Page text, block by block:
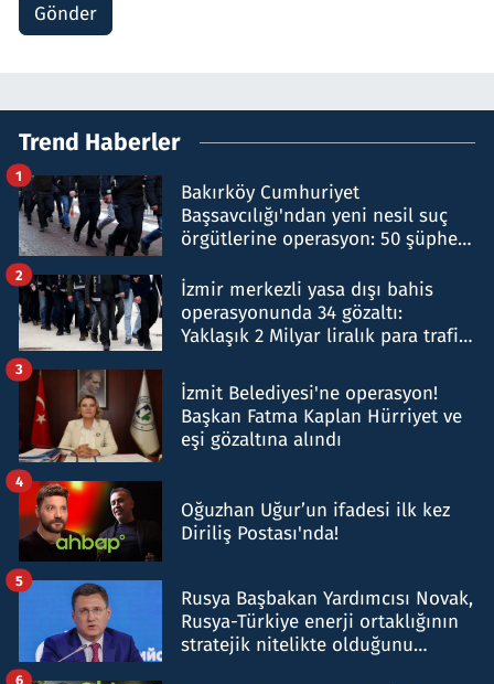
Gönder
Trend Haberler
Bakırköy Cumhuriyet
Başsavcılığı'ndan yeni nesil suç
örgütlerine operasyon: 50 şüpheli
1
İzmir merkezli yasa dışı bahis
operasyonunda 34 gözaltı:
Yaklaşık 2 Milyar liralık para trafiği
2
İzmit Belediyesi'ne operasyon!
Başkan Fatma Kaplan Hürriyet ve
eşi gözaltına alındı
3
Oğuzhan Uğur’un ifadesi ilk kez
Diriliş Postası'nda!
4
Rusya Başbakan Yardımcısı Novak,
Rusya-Türkiye enerji ortaklığının
stratejik nitelikte olduğunu
5
6